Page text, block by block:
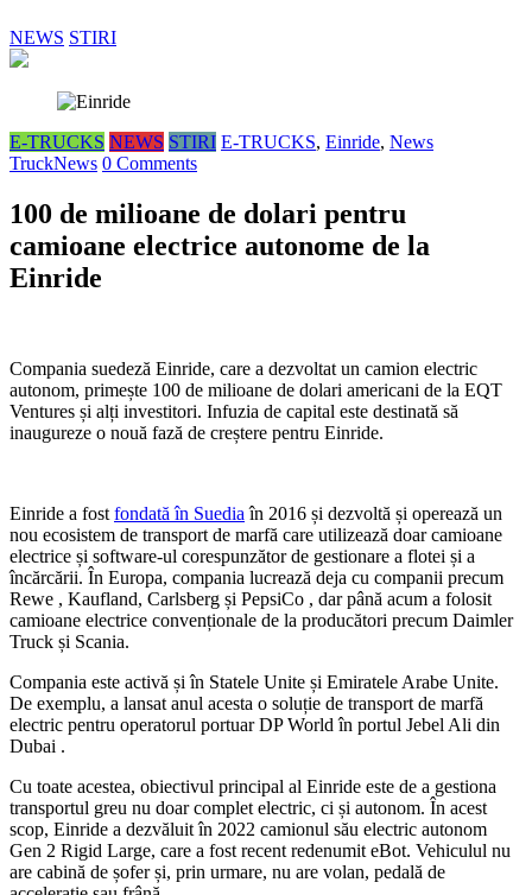
NEWS STIRI
E-TRUCKS NEWS STIRI E-TRUCKS, Einride, News
TruckNews 0 Comments
100 de milioane de dolari pentru
camioane electrice autonome de la
Einride
Compania suedeză Einride, care a dezvoltat un camion electric
autonom, primește 100 de milioane de dolari americani de la EQT
Ventures și alți investitori. Infuzia de capital este destinată să
inaugureze o nouă fază de creștere pentru Einride.
Einride a fost fondată în Suedia în 2016 și dezvoltă și operează un
nou ecosistem de transport de marfă care utilizează doar camioane
electrice și software-ul corespunzător de gestionare a flotei și a
încărcării. În Europa, compania lucrează deja cu companii precum
Rewe , Kaufland, Carlsberg și PepsiCo , dar până acum a folosit
camioane electrice convenționale de la producători precum Daimler
Truck și Scania.
Compania este activă și în Statele Unite și Emiratele Arabe Unite.
De exemplu, a lansat anul acesta o soluție de transport de marfă
electric pentru operatorul portuar DP World în portul Jebel Ali din
Dubai .
Cu toate acestea, obiectivul principal al Einride este de a gestiona
transportul greu nu doar complet electric, ci și autonom. În acest
scop, Einride a dezvăluit în 2022 camionul său electric autonom
Gen 2 Rigid Large, care a fost recent redenumit eBot. Vehiculul nu
are cabină de șofer și, prin urmare, nu are volan, pedală de